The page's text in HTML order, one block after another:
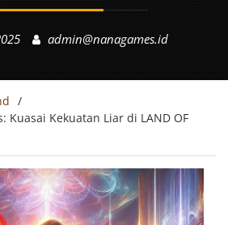
admin@nanagames.id
Kuasai Kekuatan Liar di LAND OF